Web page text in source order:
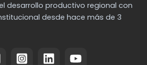
desarrollo productivo regional con
desde hace más de 3